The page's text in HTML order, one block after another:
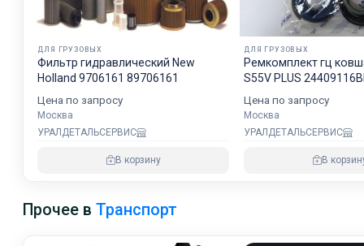
ДЛЯ ГРУЗОВЫХ
Фильтр гидравлический New
Holland 9706161 89706161
Цена по запросу
Москва
УРАЛДЕТАЛЬСЕРВИС
В корзину
ДЛЯ ГРУЗОВЫХ
Ремкомплект гц
S55V PLUS
Цена по запросу
Москва
УРАЛДЕТАЛЬСЕРВИС
В
Прочее вТранспорт